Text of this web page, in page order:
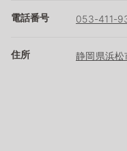
電話番号 053-411-
住所 静岡県浜